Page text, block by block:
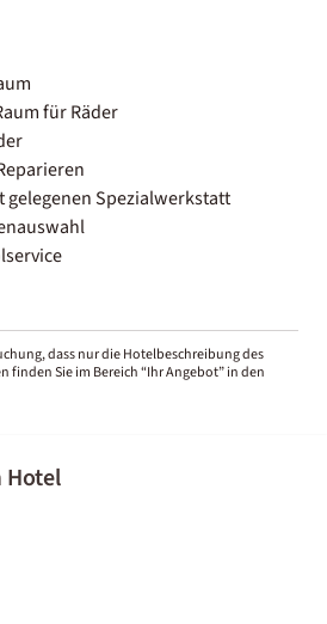
für Räder
gelegenen Spezialwerkstatt
dass nur die Hotelbeschreibung des
finden Sie im Bereich “Ihr Angebot” in den
Hotel